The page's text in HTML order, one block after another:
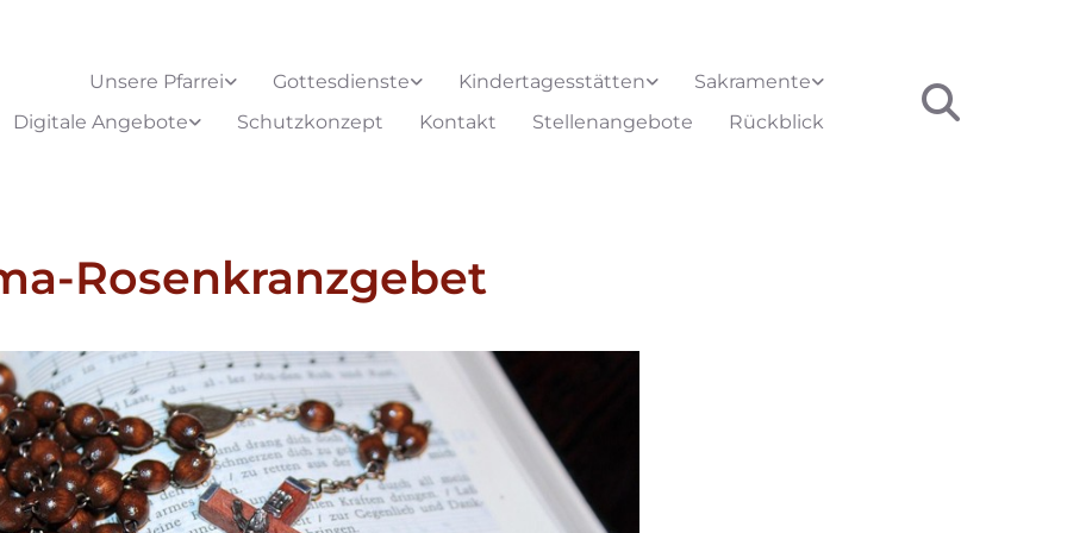
Unsere Pfarrei Gottesdienste Kindertagesstätten
Sakramente
Digitale Angebote
Schutzkonzept Kontakt Stellenangebote Rückblick
Rosenkranzgebet